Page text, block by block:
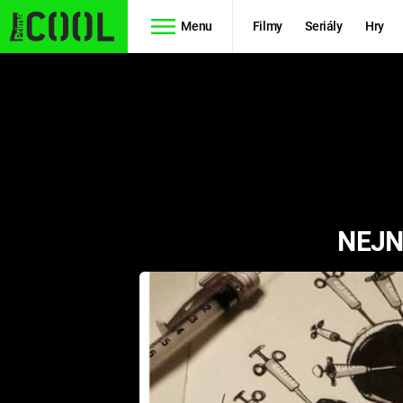
Menu Filmy Seriály Hry
FUTURAMA
RYCHLE A
ZBĚSILE 10
PREDÁTOR